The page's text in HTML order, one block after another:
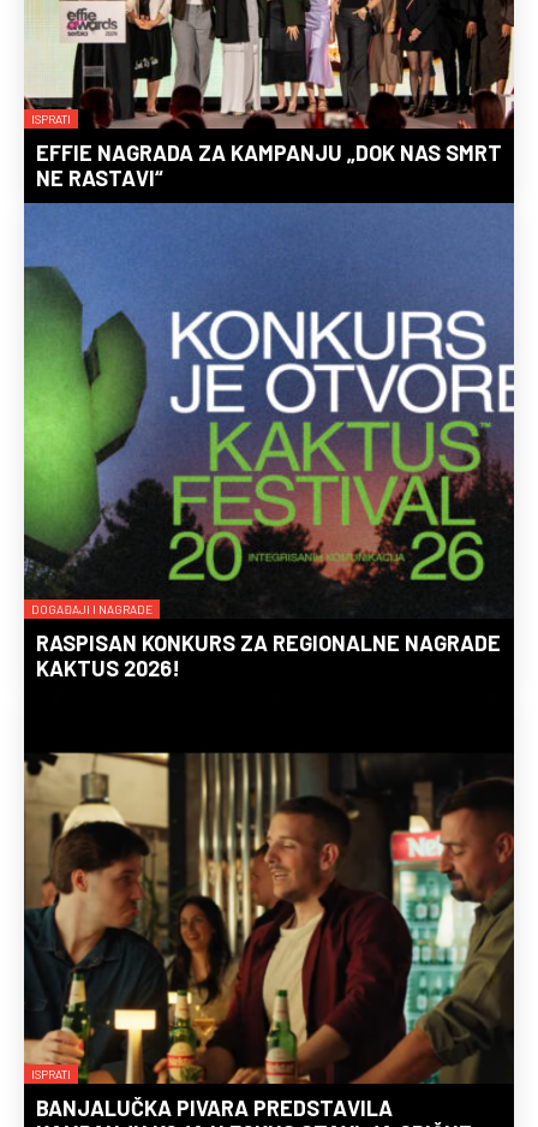
ISPRATI
EFFIE NAGRADA ZA KAMPANJU „DOK NAS SMRT
NE RASTAVI“
DOGAĐAJI I NAGRADE
RASPISAN KONKURS ZA REGIONALNE NAGRADE
KAKTUS 2026!
ISPRATI
BANJALUČKA PIVARA PREDSTAVILA